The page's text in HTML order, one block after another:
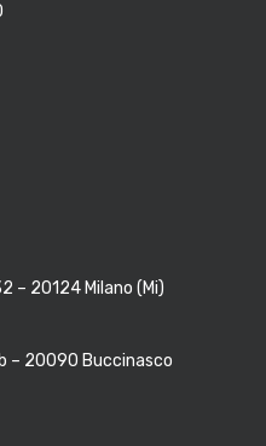
– 20124 Milano (Mi)
– 20090 Buccinasco